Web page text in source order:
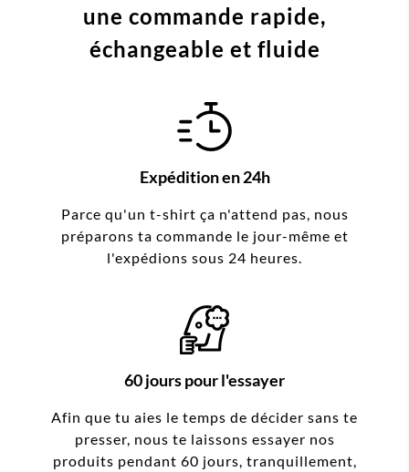
une commande rapide,
échangeable et fluide
Expédition en 24h
Parce qu'un t-shirt ça n'attend pas, nous
préparons ta commande le jour-même et
l'expédions sous 24 heures.
60 jours pour l'essayer
Afin que tu aies le temps de décider sans te
presser, nous te laissons essayer nos
produits pendant 60 jours, tranquillement,